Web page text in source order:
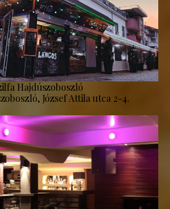
Hajdúszoboszló
József Attila utca 2-4.